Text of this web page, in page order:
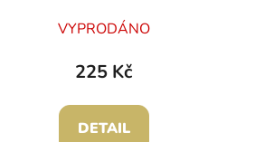
VYPRODÁNO
225 Kč
DETAIL